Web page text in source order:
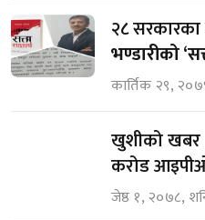
२८ सरकारका
भण्डारीको
कार्तिक २९,
खुशीको खबर
करोड
जेष्ठ १, २०७८,